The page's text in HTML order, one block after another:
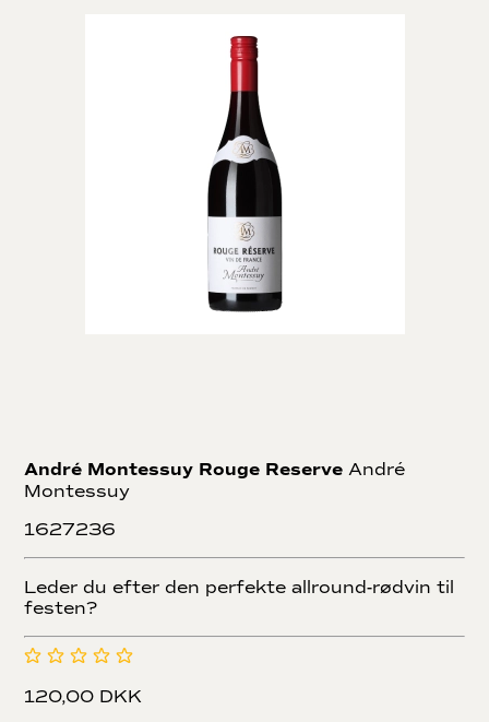
André Montessuy Rouge Reserve André
Montessuy
1627236
Leder du efter den perfekte allround-rødvin til
festen?
120,00 DKK